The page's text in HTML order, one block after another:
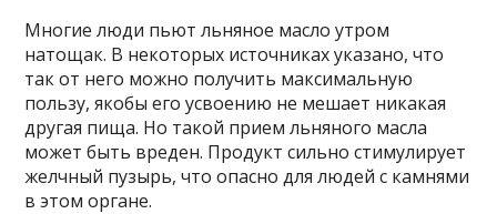
Многие люди пьют льняное масло утром
натощак. В некоторых источниках указано, что
так от него можно получить максимальную
пользу, якобы его усвоению не мешает никакая
другая пища. Но такой прием льняного масла
может быть вреден. Продукт сильно стимулирует
желчный пузырь, что опасно для людей с камнями
в этом органе.